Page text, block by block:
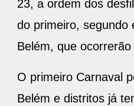
23, a ordem dos
do primeiro, segundo
Belém, que
O primeiro Carnaval
Belém e distritos já